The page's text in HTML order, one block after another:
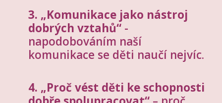
3. „Komunikace jako nástroj
dobrých vztahů“ -
napodobováním naší
komunikace se děti naučí nejvíc.
4. „Proč vést děti ke schopnosti